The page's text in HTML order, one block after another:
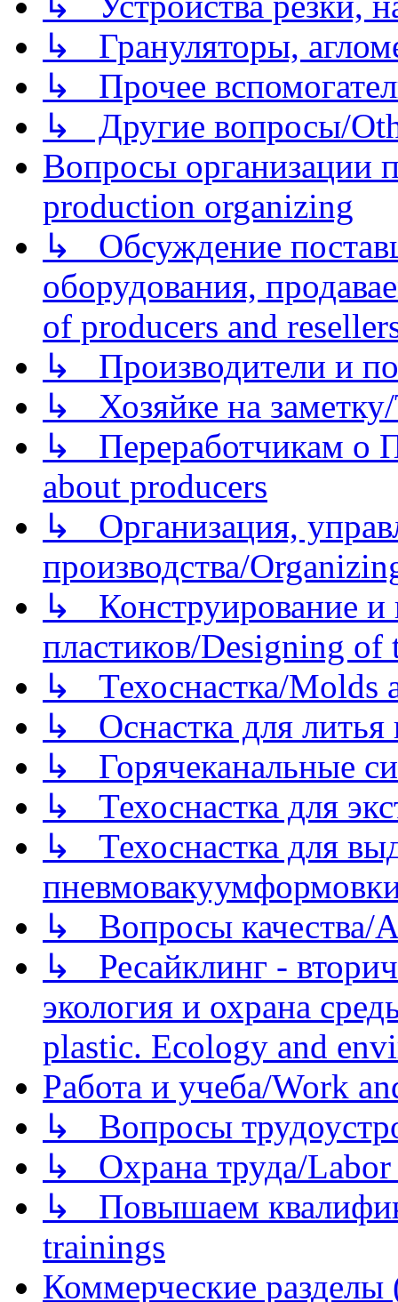
↳ Грануляторы,
↳ Прочее
↳ Другие вопросы/
Вопросы организации
production organizing
↳ Обсуждение
оборудования,
of producers and
↳ Производители и
↳ Хозяйке на
↳ Переработчикам о
about producers
↳ Организация,
производства/
↳ Конструирование и
пластиков/Designing of
↳ Техоснастка/Molds
↳ Оснастка для литья
↳ Горячеканальные
↳ Техоснастка для
↳ Техоснастка для
↳ Вопросы качества/
↳ Ресайклинг -
экология и охрана
plastic. Ecology and
Работа и учеба/Work
↳ Вопросы
↳ Охрана труда/Labor
↳ Повышаем
trainings
Коммерческие